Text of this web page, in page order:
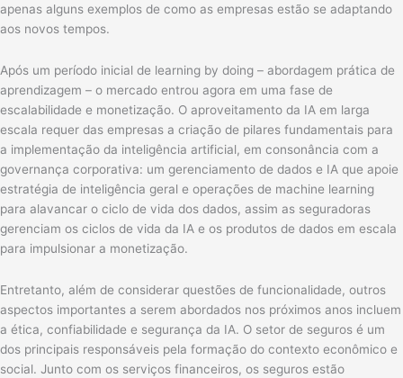
apenas alguns exemplos de como as empresas estão se adaptando
aos novos tempos.
Após um período inicial de learning by doing – abordagem prática de
aprendizagem – o mercado entrou agora em uma fase de
escalabilidade e monetização. O aproveitamento da IA em larga
escala requer das empresas a criação de pilares fundamentais para
a implementação da inteligência artificial, em consonância com a
governança corporativa: um gerenciamento de dados e IA que apoie
estratégia de inteligência geral e operações de machine learning
para alavancar o ciclo de vida dos dados, assim as seguradoras
gerenciam os ciclos de vida da IA e os produtos de dados em escala
para impulsionar a monetização.
Entretanto, além de considerar questões de funcionalidade, outros
aspectos importantes a serem abordados nos próximos anos incluem
a ética, confiabilidade e segurança da IA. O setor de seguros é um
dos principais responsáveis pela formação do contexto econômico e
social. Junto com os serviços financeiros, os seguros estão